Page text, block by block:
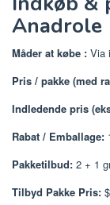
Anadrole
Måder at købe : Via
Pris / pakke (med
Indledende pris
Rabat / Emballage:
Pakketilbud: 2 + 1
Tilbyd Pakke Pris: